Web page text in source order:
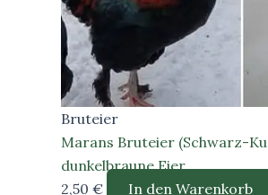
Bruteier
Marans Bruteier (Schwarz-
dunkelbraune Eier
2,50 € In den Warenkorb